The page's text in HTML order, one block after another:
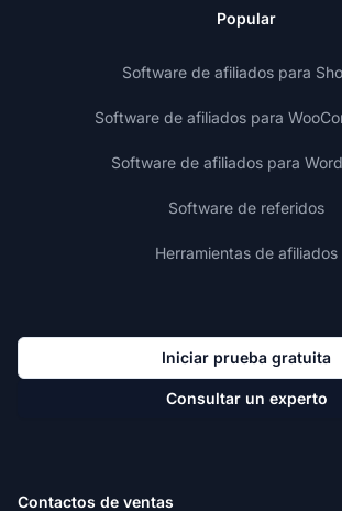
Popular
Software de afiliados para
Software de afiliados para
Software de afiliados para
Software de referidos
Herramientas de afiliados
Iniciar prueba gratuita
Consultar un experto
Contactos de ventas